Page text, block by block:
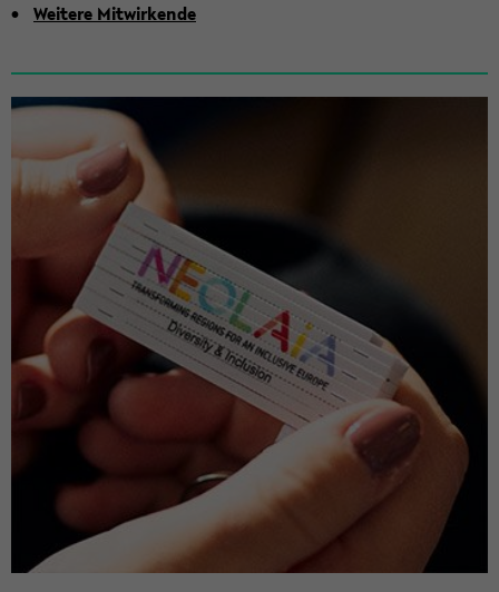
Wei­te­re Mit­wir­ken­de